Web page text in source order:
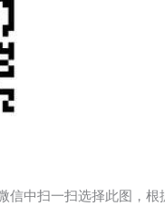
中扫一扫选择此图，根